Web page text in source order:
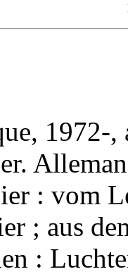
1972-,
: vom
; aus
: